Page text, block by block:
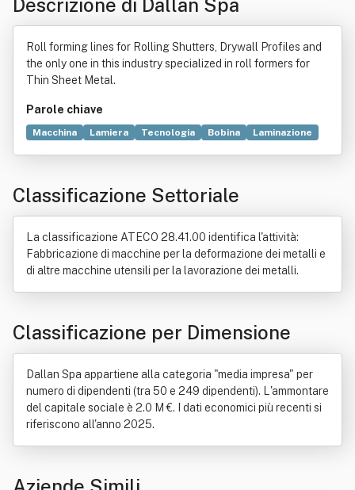
Descrizione di Dallan Spa
Roll forming lines for Rolling Shutters, Drywall Profiles and
the only one in this industry specialized in roll formers for
Thin Sheet Metal.
Parole chiave
Macchina Lamiera Tecnologia Bobina
Laminazione
Problem solving
Idraulica Produzione
Prodotto (economia)
Servizio
Classificazione Settoriale
La classificazione ATECO 28.41.00 identifica l'attività:
Fabbricazione di macchine per la deformazione dei metalli e
di altre macchine utensili per la lavorazione dei metalli.
Classificazione per Dimensione
Dallan Spa appartiene alla categoria "media impresa" per
numero di dipendenti (tra 50 e 249 dipendenti). L'ammontare
del capitale sociale è 2.0 M €. I dati economici più recenti si
riferiscono all'anno 2025.